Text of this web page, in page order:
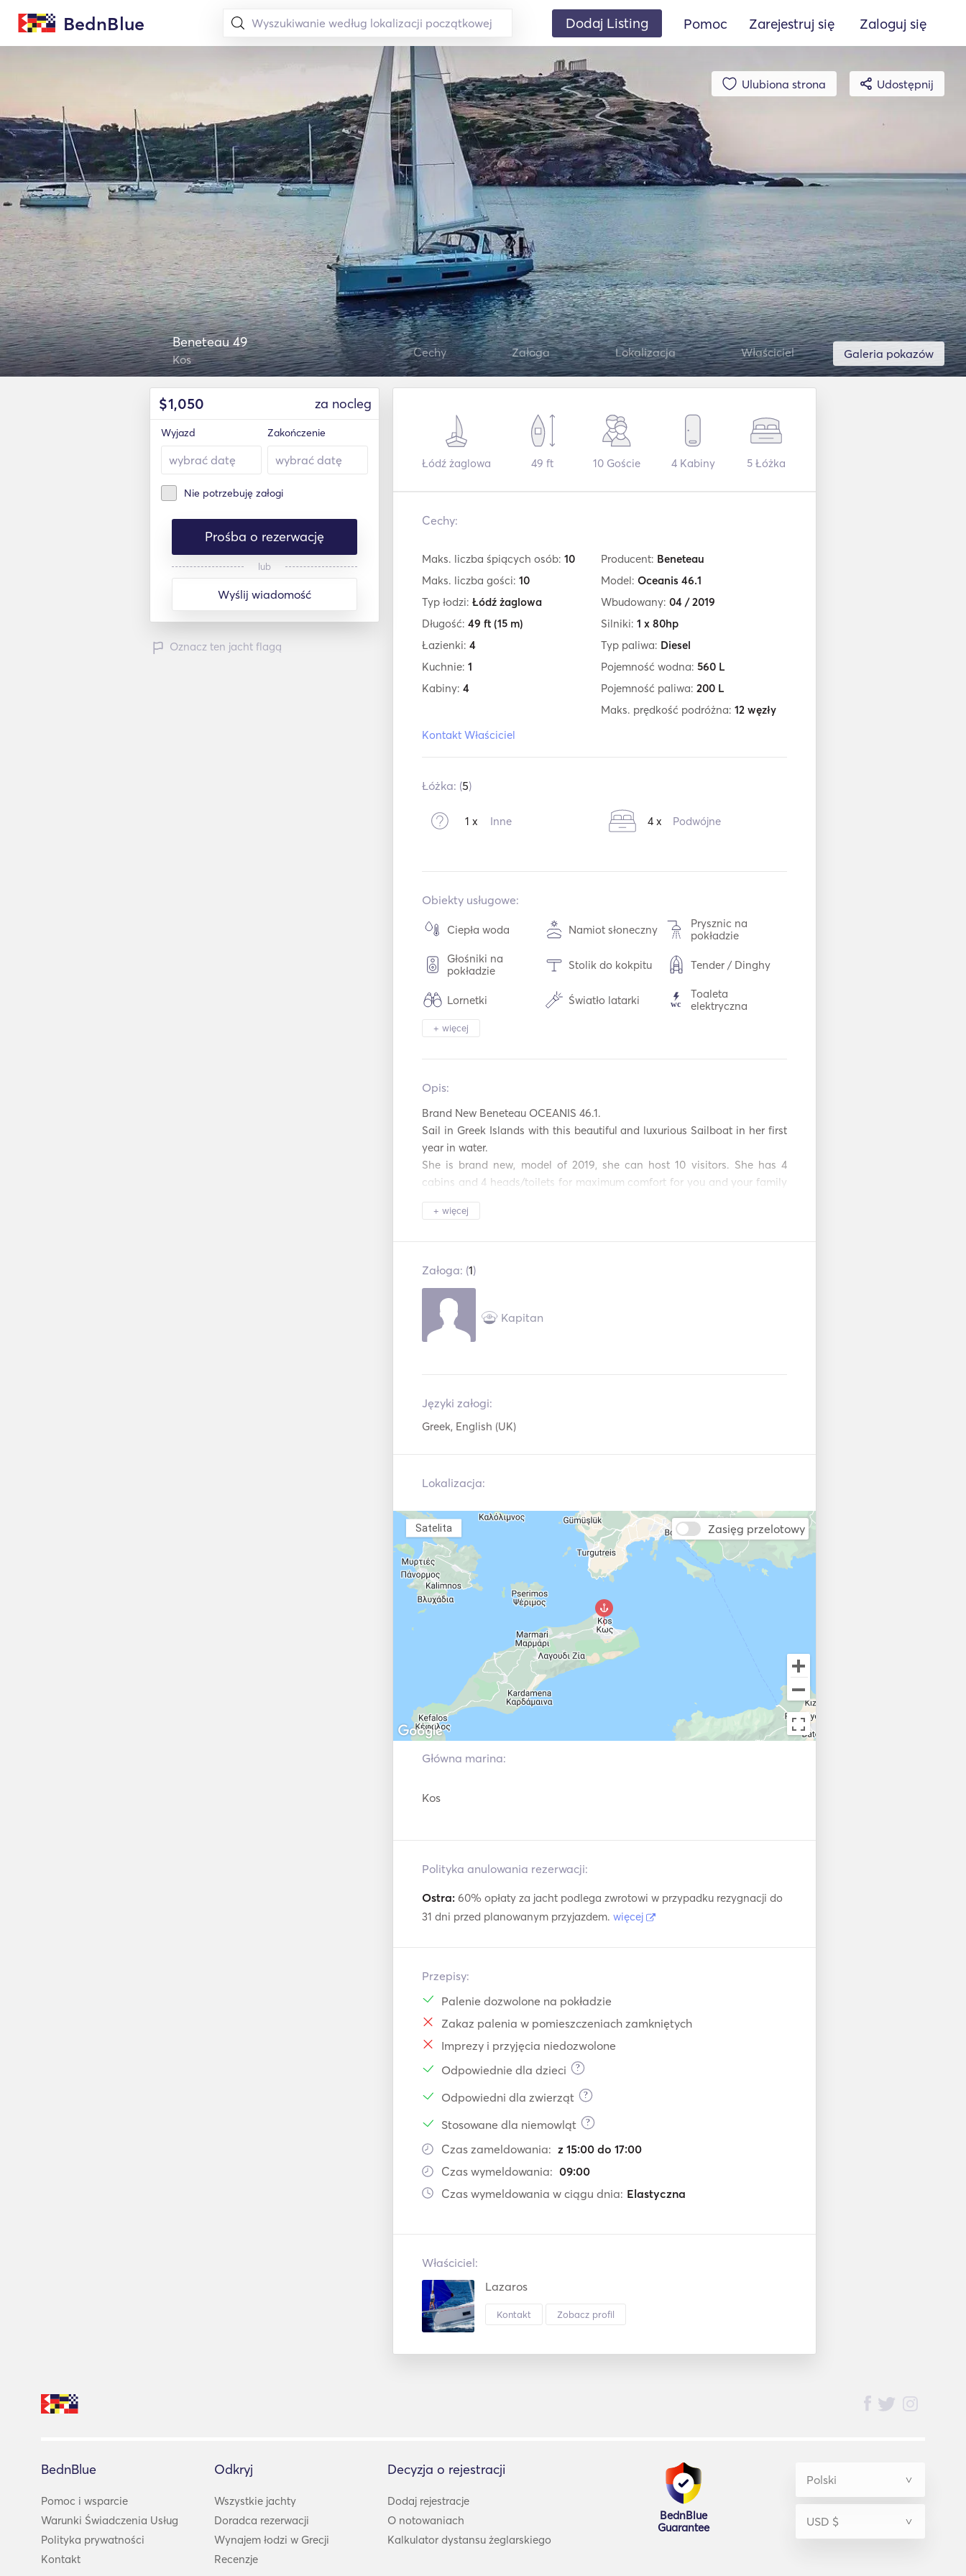
BednBlue Dodaj Listing Pomoc Zarejestruj się Zaloguj się
Ulubiona strona Udostępnij
Galeria pokazów
Beneteau 49
Kos Cechy Załoga Lokalizacja Właściciel
$1,050 za nocleg
Wyjazd Zakończenie
Nie potrzebuję załogi
Prośba o rezerwację
lub
Wyślij wiadomość
Oznacz ten jacht flagą
Łódź żaglowa 49 ft 10 Goście 4Kabiny 5Łóżka
Cechy:
Maks. liczba śpiących osób: 10
Maks. liczba gości: 10
Typ łodzi: Łódź żaglowa
Długość: 49 ft (15 m)
Łazienki: 4
Kuchnie: 1
Kabiny: 4
Kontakt Właściciel
Producent: Beneteau
Model: Oceanis 46.1
Wbudowany: 04 / 2019
Silniki: 1 x 80hp
Typ paliwa: Diesel
Pojemność wodna: 560 L
Pojemność paliwa: 200 L
Maks. prędkość podróżna: 12 węzły
Łóżka: (5)
1 x Inne 4 x Podwójne
Obiekty usługowe:
Ciepła woda Namiot słoneczny
Prysznic na
pokładzie
Głośniki na
pokładzie
Stolik do kokpitu Tender / Dinghy
Lornetki Światło latarki
Toaleta
elektryczna
Zamrażarka
Przyłącze
pomocnicze
Odtwarzacz DVD
Sprzęt do
Łódź żaglowa
+ więcej
Opis:
Brand New Beneteau OCEANIS 46.1.
Sail in Greek Islands with this beautiful and luxurious Sailboat in her first
year in water.
She is brand new, model of 2019, she can host 10 visitors. She has 4
cabins and 4 heads/toilets for maximum comfort for you and your family
Discover the secret beaches and beautiful Aegean sea with this amazing
+ więcej
Załoga: (1)
Kapitan
Języki załogi:
Greek, English (UK)
Lokalizacja:
Zasięg przelotowy
Satelita
Główna marina:
Kos
Polityka anulowania rezerwacji:
Ostra: 60% opłaty za jacht podlega zwrotowi w przypadku rezygnacji do
31 dni przed planowanym przyjazdem. więcej
Przepisy:
Palenie dozwolone na pokładzie
Zakaz palenia w pomieszczeniach zamkniętych
Imprezy i przyjęcia niedozwolone
Odpowiednie dla dzieci
?
Odpowiedni dla zwierząt ?
Stosowane dla niemowląt ?
Czas zameldowania: z 15:00 do 17:00
Czas wymeldowania: 09:00
Czas wymeldowania w ciągu dnia: Elastyczna
Właściciel:
Lazaros
Kontakt Zobacz profil
BednBlue
Pomoc i wsparcie
Warunki Świadczenia Usług
Polityka prywatności
Kontakt
Odkryj
Wszystkie jachty
Doradca rezerwacji
Wynajem łodzi w Grecji
Recenzje
Decyzja o rejestracji
Dodaj rejestracje
O notowaniach
Kalkulator dystansu żeglarskiego
BednBlue
Guarantee